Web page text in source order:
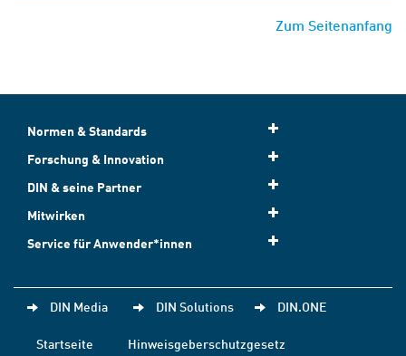
Zum Seitenanfang
Normen & Standards
Forschung & Innovation
DIN & seine Partner
Mitwirken
Service für Anwender*innen
DIN Media DIN Solutions DIN.ONE
Startseite
Hinweisgeberschutzgesetz